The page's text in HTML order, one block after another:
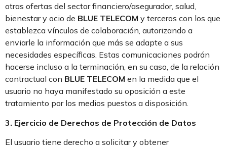
otras ofertas del sector financiero/asegurador, salud,
bienestar y ocio de BLUE TELECOM y terceros con los que
establezca vínculos de colaboración, autorizando a
enviarle la información que más se adapte a sus
necesidades específicas. Estas comunicaciones podrán
hacerse incluso a la terminación, en su caso, de la relación
contractual con BLUE TELECOM en la medida que el
usuario no haya manifestado su oposición a este
tratamiento por los medios puestos a disposición.
3. Ejercicio de Derechos de Protección de Datos
El usuario tiene derecho a solicitar y obtener